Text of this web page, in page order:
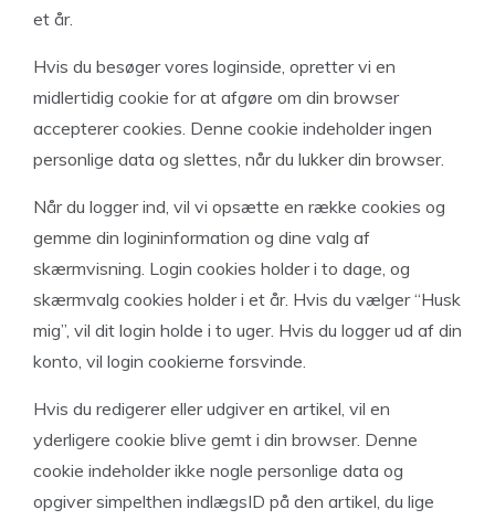
et år.
Hvis du besøger vores loginside, opretter vi en
midlertidig cookie for at afgøre om din browser
accepterer cookies. Denne cookie indeholder ingen
personlige data og slettes, når du lukker din browser.
Når du logger ind, vil vi opsætte en række cookies og
gemme din logininformation og dine valg af
skærmvisning. Login cookies holder i to dage, og
skærmvalg cookies holder i et år. Hvis du vælger “Husk
mig”, vil dit login holde i to uger. Hvis du logger ud af din
konto, vil login cookierne forsvinde.
Hvis du redigerer eller udgiver en artikel, vil en
yderligere cookie blive gemt i din browser. Denne
cookie indeholder ikke nogle personlige data og
opgiver simpelthen indlægsID på den artikel, du lige